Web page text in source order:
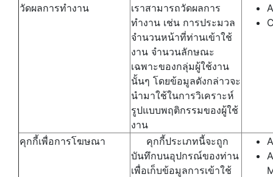
วัดผลการทำงาน
เราสามารถวัดผลการ
ทำงาน เช่น การประมวล
จำนวนหน้าที่ท่านเข้าใช้
งาน จำนวนลักษณะ
เฉพาะของกลุ่มผู้ใช้งาน
นั้นๆ โดยข้อมูลดังกล่าวจะ
นำมาใช้ในการวิเคราะห์
รูปแบบพฤติกรรมของผู้ใช้
งาน
คุกกี้เพื่อการโฆษณา
คุกกี้ประเภทนี้จะถูก
บันทึกบนอุปกรณ์ของท่าน
เพื่อเก็บข้อมูลการเข้าใช้